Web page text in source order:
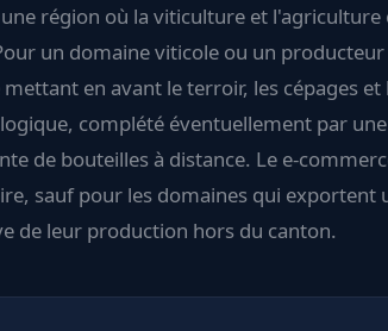
région où la viticulture et l'agriculture
un domaine viticole ou un producteur
en avant le terroir, les cépages et
complété éventuellement par
de bouteilles à distance. Le e-
sauf pour les domaines qui exportent
de leur production hors du canton.